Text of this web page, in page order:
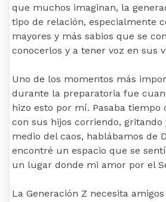
que muchos imaginan, la
tipo de relación, especialmente
mayores y más sabios que se
conocerlos y a tener voz en sus
Uno de los momentos más
durante la preparatoria fue
hizo esto por mí. Pasaba tiempo
con sus hijos corriendo, gritando
medio del caos, hablábamos de
encontré un espacio que se
un lugar donde mi amor por el
La Generación Z necesita